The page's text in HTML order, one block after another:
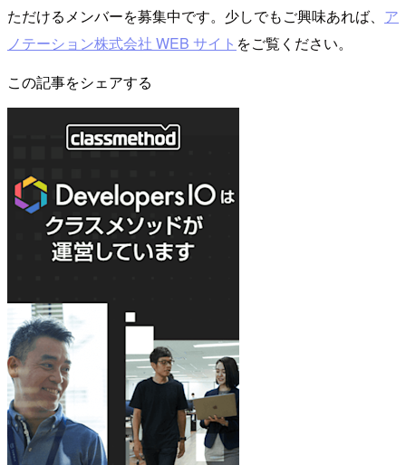
ただけるメンバーを募集中です。少しでもご興味あれば、 ア
ノテーション株式会社 WEB サイト をご覧ください。
この記事をシェアする